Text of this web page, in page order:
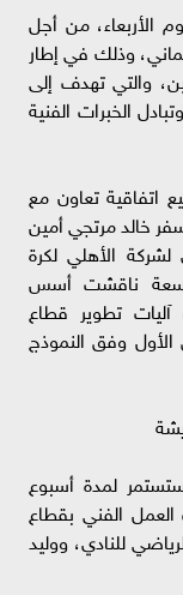
الأربعاء، من أجل
وذلك في إطار
والتي تهدف إلى
الخبرات الفنية
تعاون مع
خالد مرتجي أمين
لشركة الأهلي لكرة
ناقشت أسس
تطوير قطاع
الأول وفق النموذج
لمدة أسبوع
الفني بقطاع
للنادي، ووليد